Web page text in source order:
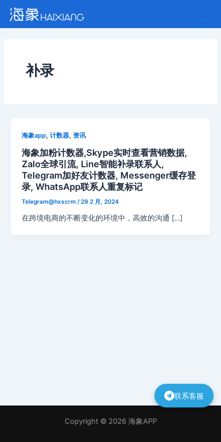
内
补录
海象app,计数器,资讯
海象加粉计数器,Skype实时查看营销数据,
Zalo全球引流, Line智能补录联系人,
Telegram加好友计数器, Messenger缓存登
录, WhatsApp联系人重复标记
Telegram@hxscrm/29 2 月, 2024
在跨境电商的不断变化的环境中，高效的沟通 […]
Copyright © 2026 海象APP
联系客服